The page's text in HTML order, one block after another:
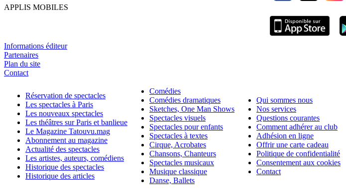
APPLIS MOBILES
Informations éditeur
Partenaires
Plan du site
Contact
Réservation de spectacles
Les spectacles à Paris
Les nouveaux spectacles
Les théâtres sur Paris et banlieue
Le Magazine Tatouvu.mag
Abonnement au magazine
Actualité des spectacles
Les artistes, auteurs, comédiens
Historique des spectacles
Historique des articles
Comédies
Comédies dramatiques
Sketches, One Man Shows
Spectacles visuels
Spectacles pour enfants
Spectacles à textes
Cirque, Acrobates
Chansons, Chanteurs
Spectacles musicaux
Musique classique
Danse, Ballets
Qui sommes nous
Nos services
Questions courantes
Comment adhérer au club
Adhésion en ligne
Offrir une carte cadeau
Politique de confidentialité
Consentement aux cookies
Contact